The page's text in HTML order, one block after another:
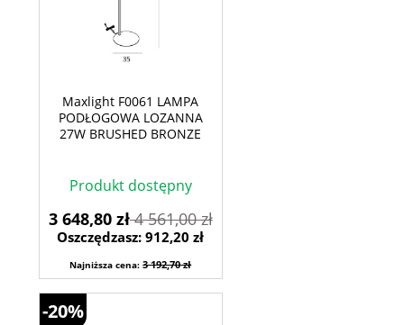
Maxlight F0061 LAMPA
PODŁOGOWA LOZANNA
27W BRUSHED BRONZE
Produkt dostępny
3 648,80 zł4 561,00 zł
Oszczędzasz: 912,20 zł
Najniższa cena:3 192,70 zł
-20%